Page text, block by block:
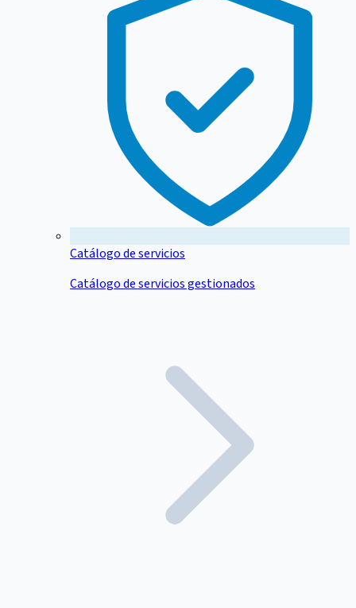
Catálogo de servicios
Catálogo de servicios gestionados